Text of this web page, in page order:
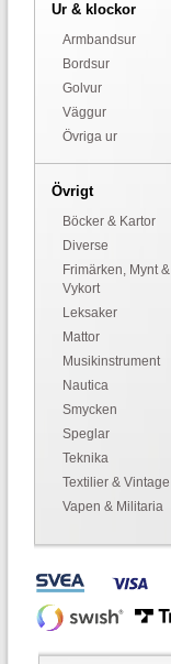
Ur & klockor
Armbandsur
Bordsur
Golvur
Väggur
Övriga ur
Övrigt
Böcker & Kartor
Diverse
Frimärken, Mynt &
Vykort
Leksaker
Mattor
Musikinstrument
Nautica
Smycken
Speglar
Teknika
Textilier & Vintage
Vapen & Militaria